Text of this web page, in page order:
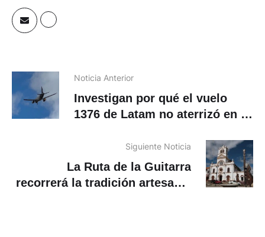
Noticia Anterior
Investigan por qué el vuelo
1376 de Latam no aterrizó en el
desvió a Guayaquil
Siguiente Noticia
La Ruta de la Guitarra
recorrerá la tradición artesanal